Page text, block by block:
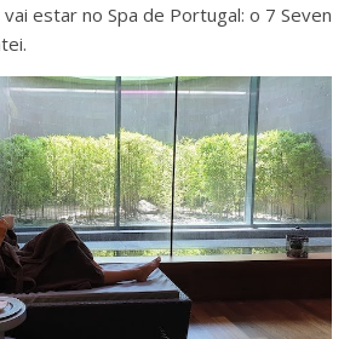
estar no Spa de Portugal: o 7 Seven